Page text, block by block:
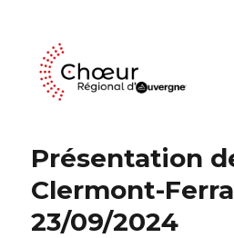
Présentation
Clermont-
23/09/2024